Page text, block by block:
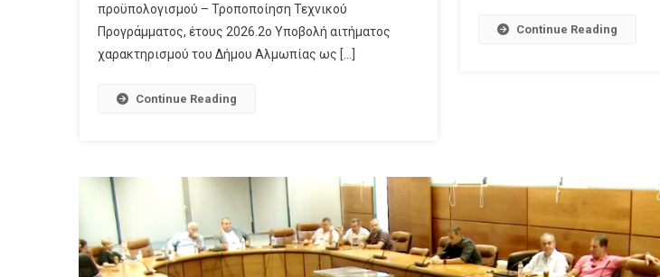
προϋπολογισμού – Τροποποίηση Τεχνικού
Προγράμματος, έτους 2026.2ο Υποβολή αιτήματος
χαρακτηρισμού του Δήμου Αλμωπίας ως […]
Continue Reading
Continue Reading